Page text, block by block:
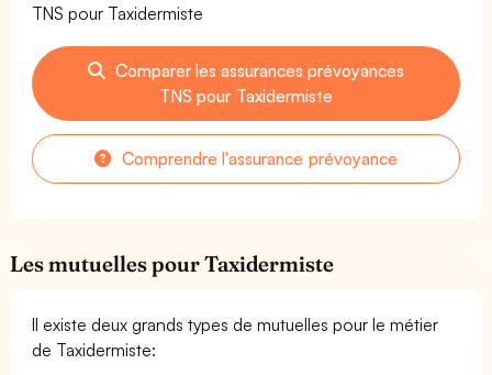
TNS pour Taxidermiste
Comparer les assurances prévoyances
TNS pour Taxidermiste
Comprendre l'assurance prévoyance
Les mutuelles pour Taxidermiste
Il existe deux grands types de mutuelles pour le métier
de Taxidermiste: